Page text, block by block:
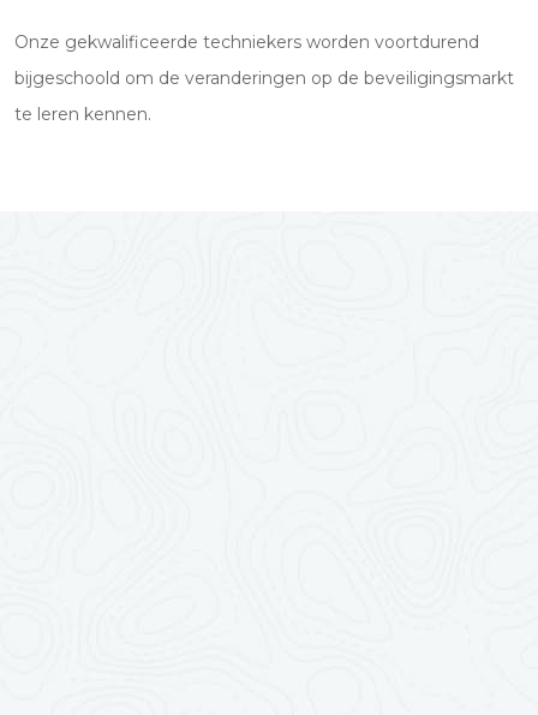
Onze gekwalificeerde techniekers worden voortdurend
bijgeschoold om de veranderingen op de beveiligingsmarkt
te leren kennen.